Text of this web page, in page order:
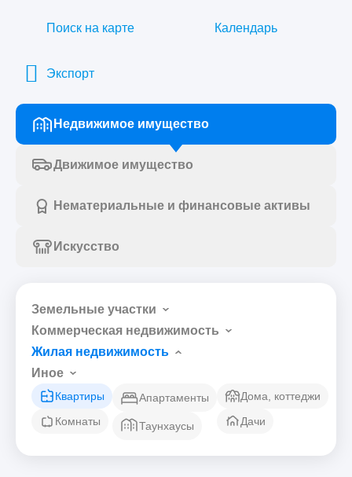
Поиск на карте Календарь
Экспорт
Недвижимое имущество
Движимое имущество
Нематериальные и финансовые активы
Искусство
Земельные участки
Коммерческая недвижимость
Жилая недвижимость
Иное
Квартиры
Комнаты
Апартаменты
Таунхаусы
Дома, коттеджи
Дачи